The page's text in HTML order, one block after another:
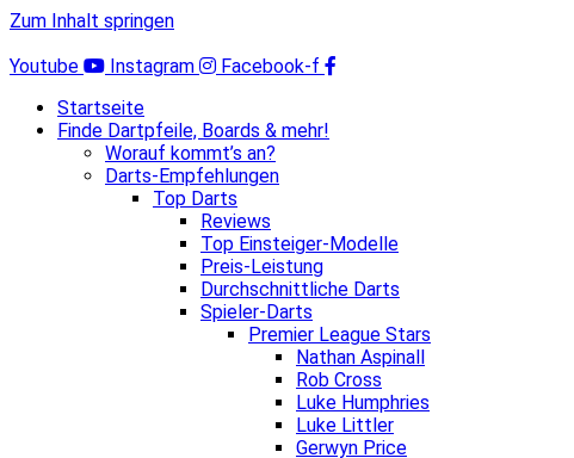
Zum Inhalt springen
Youtube
Instagram
Facebook-f
Startseite
Finde Dartpfeile, Boards & mehr!
Worauf kommt’s an?
Darts-Empfehlungen
Top Darts
Reviews
Top Einsteiger-Modelle
Preis-Leistung
Durchschnittliche Darts
Spieler-Darts
Premier League Stars
Nathan Aspinall
Rob Cross
Luke Humphries
Luke Littler
Gerwyn Price